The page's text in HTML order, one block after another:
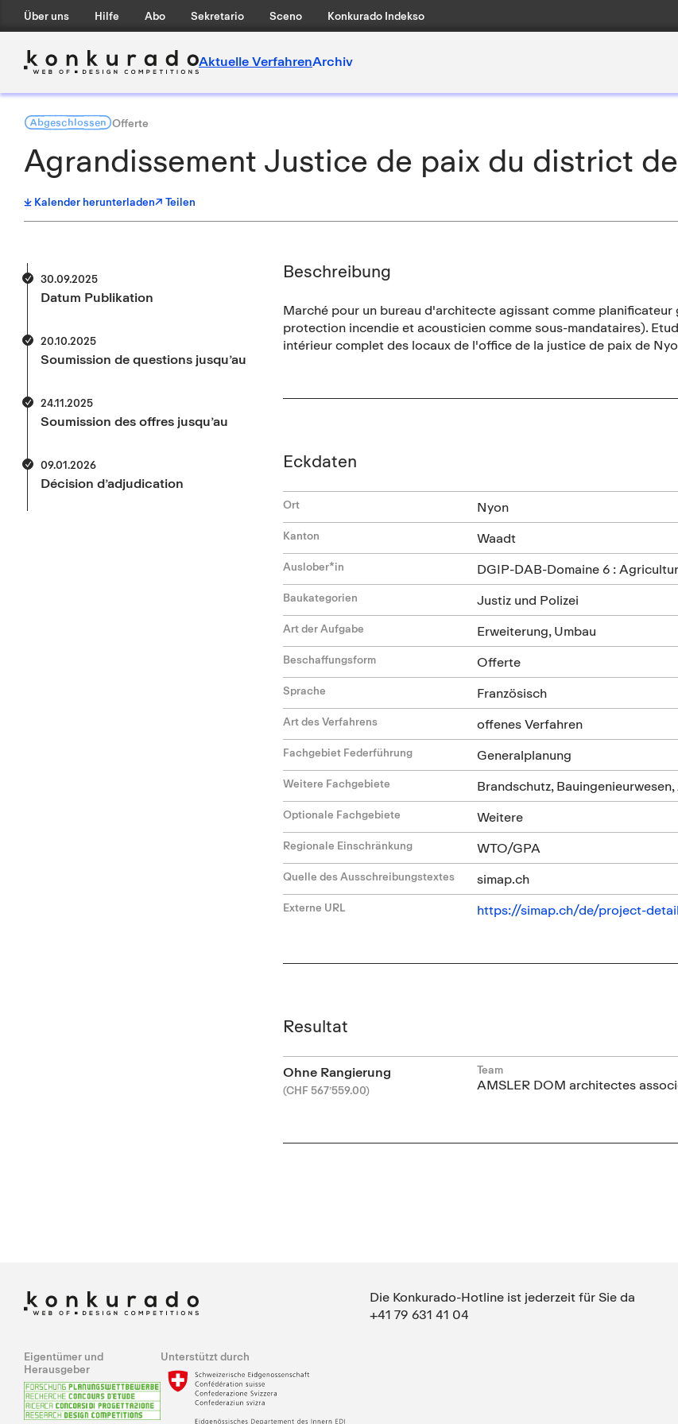
Über uns Hilfe Abo Sekretario Sceno Konkurado Indekso
Aktuelle VerfahrenArchiv
AbgeschlossenOfferte
Agrandissement Justice de paix du district
Kalender herunterladen↗ Teilen
30.09.2025
Datum Publikation
20.10.2025
Soumission de questions jusqu’au
24.11.2025
Soumission des offres jusqu’au
09.01.2026
Décision d’adjudication
Beschreibung
Marché pour un bureau d'architecte agissant comme
protection incendie et acousticien comme sous-mandataires).
intérieur complet des locaux de l'office de la justice de paix de
Eckdaten
Ort Nyon
Kanton Waadt
Auslober*in DGIP-DAB-Domaine 6 :
Baukategorien Justiz und Polizei
Art der Aufgabe Erweiterung, Umbau
Beschaffungsform Offerte
Sprache Französisch
Art des Verfahrens offenes Verfahren
Fachgebiet Federführung Generalplanung
Weitere Fachgebiete Brandschutz,
Optionale Fachgebiete Weitere
Regionale Einschränkung WTO/GPA
Quelle des Ausschreibungstextes simap.ch
Externe URL https://simap.ch/de/project-
Resultat
Ohne Rangierung
(CHF 567’559.00)
Team
AMSLER DOM architectes
Eigentümer und
Herausgeber
Unterstützt durch
Die Konkurado-Hotline ist jederzeit für Sie da
+41 79 631 41 04